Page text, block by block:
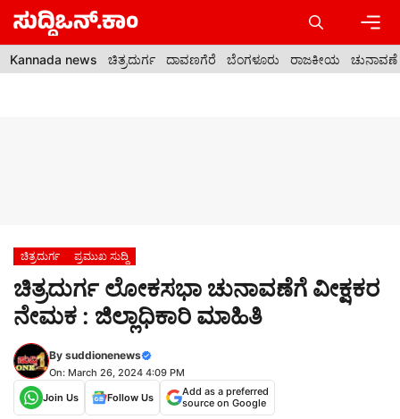
Skip
content
Kannada news ಚಿತ್ರದುರ್ಗ ದಾವಣಗೆರೆ ಬೆಂಗಳೂರು ರಾಜಕೀಯ ಚುನಾವಣೆ
ಚಿತ್ರದುರ್ಗ ಪ್ರಮುಖ ಸುದ್ದಿ
ಚಿತ್ರದುರ್ಗ ಲೋಕಸಭಾ ಚುನಾವಣೆಗೆ ವೀಕ್ಷಕರ
ನೇಮಕ : ಜಿಲ್ಲಾಧಿಕಾರಿ ಮಾಹಿತಿ
By suddionenews
On: March 26, 2024 4:09 PM
Join Us
Follow Us
Add as a preferred
source on Google